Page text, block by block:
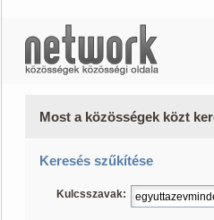
Most a közösségek közt
Keresés szűkítése
Kulcsszavak: